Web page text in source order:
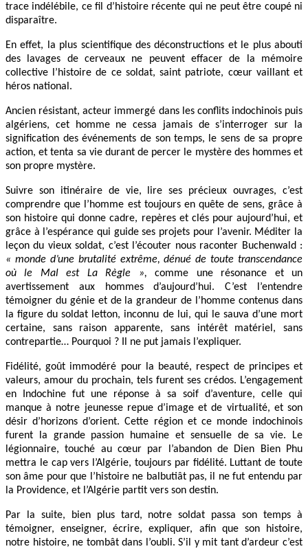
trace indélébile, ce fil d’histoire récente qui ne peut être coupé ni
disparaître.
En effet, la plus scientifique des déconstructions et le plus abouti
des lavages de cerveaux ne peuvent effacer de la mémoire
collective l’histoire de ce soldat, saint patriote, cœur vaillant et
héros national.
Ancien résistant, acteur immergé dans les conflits indochinois puis
algériens, cet homme ne cessa jamais de s’interroger sur la
signification des événements de son temps, le sens de sa propre
action, et tenta sa vie durant de percer le mystère des hommes et
son propre mystère.
Suivre son itinéraire de vie, lire ses précieux ouvrages, c’est
comprendre que l’homme est toujours en quête de sens, grâce à
son histoire qui donne cadre, repères et clés pour aujourd’hui, et
grâce à l’espérance qui guide ses projets pour l’avenir. Méditer la
leçon du vieux soldat, c’est l’écouter nous raconter Buchenwald :
« monde d’une brutalité extrême, dénué de toute transcendance
où le Mal est La Règle », comme une résonance et un
avertissement aux hommes d’aujourd’hui. C’est l’entendre
témoigner du génie et de la grandeur de l’homme contenus dans
la figure du soldat letton, inconnu de lui, qui le sauva d’une mort
certaine, sans raison apparente, sans intérêt matériel, sans
contrepartie… Pourquoi ? Il ne put jamais l’expliquer.
Fidélité, goût immodéré pour la beauté, respect de principes et
valeurs, amour du prochain, tels furent ses crédos. L’engagement
en Indochine fut une réponse à sa soif d’aventure, celle qui
manque à notre jeunesse repue d’image et de virtualité, et son
désir d’horizons d’orient. Cette région et ce monde indochinois
furent la grande passion humaine et sensuelle de sa vie. Le
légionnaire, touché au cœur par l’abandon de Dien Bien Phu
mettra le cap vers l’Algérie, toujours par fidélité. Luttant de toute
son âme pour que l’histoire ne balbutiât pas, il ne fut entendu par
la Providence, et l’Algérie partit vers son destin.
Par la suite, bien plus tard, notre soldat passa son temps à
témoigner, enseigner, écrire, expliquer, afin que son histoire,
notre histoire, ne tombât dans l’oubli. S’il y mit tant d’ardeur c’est